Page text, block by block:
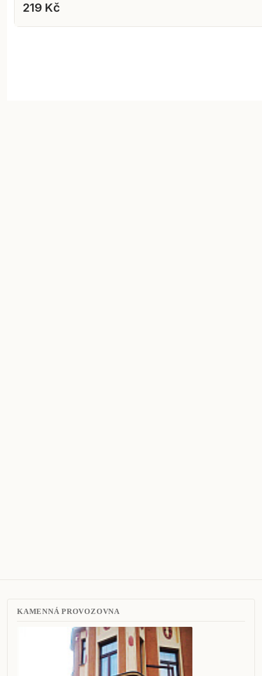
219 Kč
KAMENNÁ PROVOZOVNA